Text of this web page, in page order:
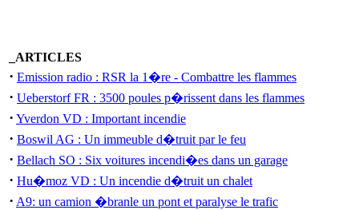
_ARTICLES
· Emission radio : RSR la 1�re - Combattre les flammes
· Ueberstorf FR : 3500 poules p�rissent dans les flammes
· Yverdon VD : Important incendie
· Boswil AG : Un immeuble d�truit par le feu
· Bellach SO : Six voitures incendi�es dans un garage
· Hu�moz VD : Un incendie d�truit un chalet
· A9: un camion �branle un pont et paralyse le trafic